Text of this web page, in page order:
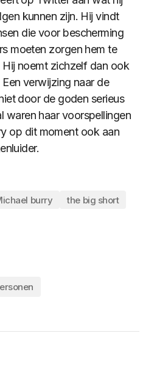
kunnen zijn. Hij vindt
die voor bescherming
moeten zorgen hem te
Hij noemt zichzelf dan ook
verwijzing naar de
door de goden serieus
waren haar voorspellingen
op dit moment ook aan
burry the big short